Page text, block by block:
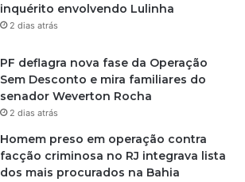
inquérito envolvendo Lulinha
2 dias atrás
PF deflagra nova fase da Operação
Sem Desconto e mira familiares do
senador Weverton Rocha
2 dias atrás
Homem preso em operação contra
facção criminosa no RJ integrava lista
dos mais procurados na Bahia